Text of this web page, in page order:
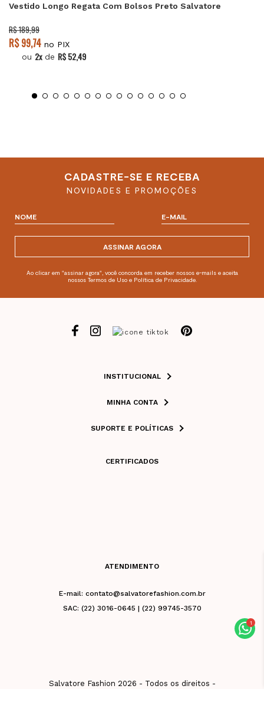
Vestido Longo Regata Com Bolsos Preto Salvatore
R$ 189,99
R$ 99,74 no PIX
ou 2x de R$ 52,49
CADASTRE-SE E RECEBA
NOVIDADES E PROMOÇÕES
ASSINAR AGORA
Ao clicar em "assinar agora", você concorda em receber nossos e-mails e aceita
nossos Termos de Uso e Política de Privacidade.
INSTITUCIONAL
MINHA CONTA
SUPORTE E POLÍTICAS
CERTIFICADOS
ATENDIMENTO
E-mail: contato@salvatorefashion.com.br
SAC: (22) 3016-0645 | (22) 99745-3570
Salvatore Fashion 2026 - Todos os direitos -